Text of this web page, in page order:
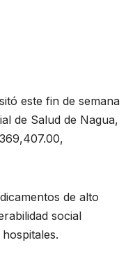
este fin de semana
de Salud de Nagua,
de alto
social